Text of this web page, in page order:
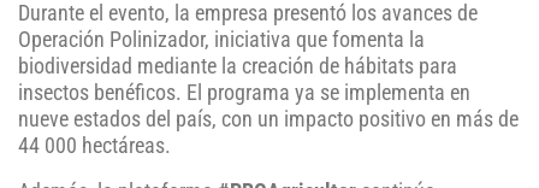
Durante el evento, la empresa presentó los avances de
Operación Polinizador, iniciativa que fomenta la
biodiversidad mediante la creación de hábitats para
insectos benéficos. El programa ya se implementa en
nueve estados del país, con un impacto positivo en más de
44 000 hectáreas.